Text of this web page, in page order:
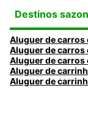
Destinos